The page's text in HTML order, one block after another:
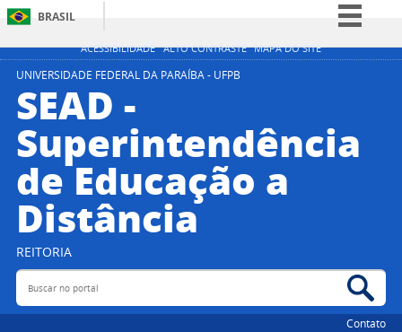
ACESSIBILIDADE ALTO CONTRASTE MAPA DO SITE
BRASIL
Simplifique!
Acesso à informação
Legislação
Canais
UNIVERSIDADE FEDERAL DA PARAÍBA - UFPB
SEAD -
Superintendência
de Educação a
Distância
REITORIA
Buscar no portal
Contato